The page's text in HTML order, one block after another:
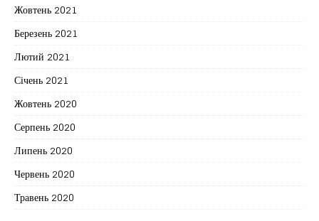
Жовтень 2021
Березень 2021
Лютий 2021
Січень 2021
Жовтень 2020
Серпень 2020
Липень 2020
Червень 2020
Травень 2020